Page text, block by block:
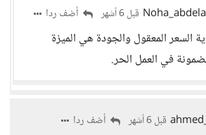
قبل 6 أشهر أضف ردا
السعر المعقول والجودة هي الميزة
في العمل الحر.
قبل 6 أشهر أضف ردا